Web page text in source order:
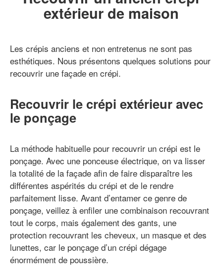
extérieur de maison
Les crépis anciens et non entretenus ne sont pas
esthétiques. Nous présentons quelques solutions pour
recouvrir une façade en crépi.
Recouvrir le crépi extérieur avec
le ponçage
La méthode habituelle pour recouvrir un crépi est le
ponçage. Avec une ponceuse électrique, on va lisser
la totalité de la façade afin de faire disparaître les
différentes aspérités du crépi et de le rendre
parfaitement lisse. Avant d’entamer ce genre de
ponçage, veillez à enfiler une combinaison recouvrant
tout le corps, mais également des gants, une
protection recouvrant les cheveux, un masque et des
lunettes, car le ponçage d’un crépi dégage
énormément de poussière.